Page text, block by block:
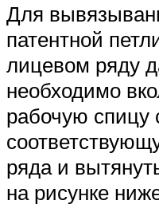
Для
патентной
лицевом ряду
необходимо
рабочую спицу
ряда и
на рисунке